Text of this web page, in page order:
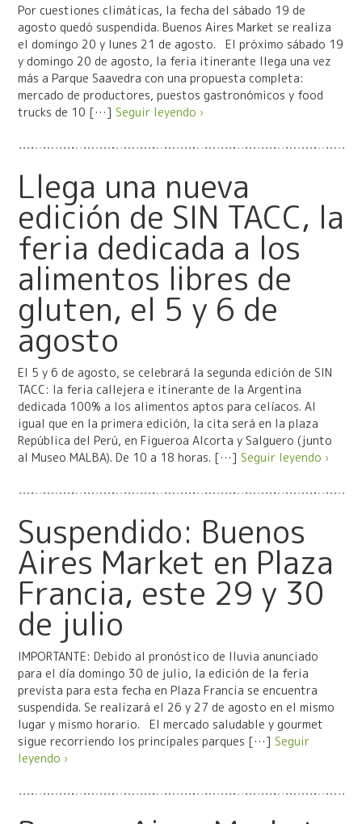
Por cuestiones climáticas, la fecha del sábado 19 de
agosto quedó suspendida. Buenos Aires Market se realiza
el domingo 20 y lunes 21 de agosto. El próximo sábado 19
y domingo 20 de agosto, la feria itinerante llega una vez
más a Parque Saavedra con una propuesta completa:
mercado de productores, puestos gastronómicos y food
trucks de 10 […] Seguir leyendo ›
Llega una nueva
edición de SIN TACC, la
feria dedicada a los
alimentos libres de
gluten, el 5 y 6 de
agosto
El 5 y 6 de agosto, se celebrará la segunda edición de SIN
TACC: la feria callejera e itinerante de la Argentina
dedicada 100% a los alimentos aptos para celíacos. Al
igual que en la primera edición, la cita será en la plaza
República del Perú, en Figueroa Alcorta y Salguero (junto
al Museo MALBA). De 10 a 18 horas. […] Seguir leyendo ›
Suspendido: Buenos
Aires Market en Plaza
Francia, este 29 y 30
de julio
IMPORTANTE: Debido al pronóstico de lluvia anunciado
para el día domingo 30 de julio, la edición de la feria
prevista para esta fecha en Plaza Francia se encuentra
suspendida. Se realizará el 26 y 27 de agosto en el mismo
lugar y mismo horario. El mercado saludable y gourmet
sigue recorriendo los principales parques […] Seguir
leyendo ›